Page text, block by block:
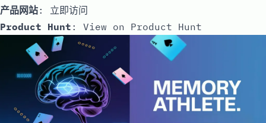
产品网站: 立即访问
Product Hunt : View on Product Hunt